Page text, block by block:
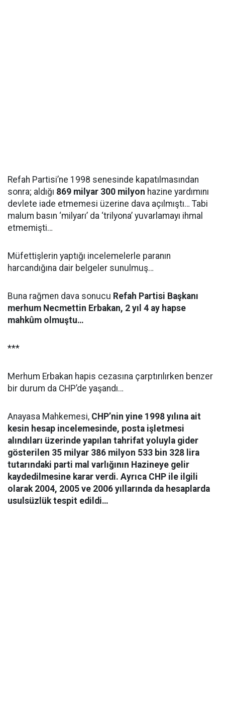
Refah Partisi’ne 1998 senesinde kapatılmasından
sonra; aldığı 869 milyar 300 milyon hazine yardımını
devlete iade etmemesi üzerine dava açılmıştı… Tabi
malum basın ‘milyarı’ da ‘trilyona’ yuvarlamayı ihmal
etmemişti…
Müfettişlerin yaptığı incelemelerle paranın
harcandığına dair belgeler sunulmuş…
Buna rağmen dava sonucu Refah Partisi Başkanı
merhum Necmettin Erbakan, 2 yıl 4 ay hapse
mahkûm olmuştu…
***
Merhum Erbakan hapis cezasına çarptırılırken benzer
bir durum da CHP’de yaşandı…
Anayasa Mahkemesi, CHP’nin yine 1998 yılına ait
kesin hesap incelemesinde, posta işletmesi
alındıları üzerinde yapılan tahrifat yoluyla gider
gösterilen 35 milyar 386 milyon 533 bin 328 lira
tutarındaki parti mal varlığının Hazineye gelir
kaydedilmesine karar verdi. Ayrıca CHP ile ilgili
olarak 2004, 2005 ve 2006 yıllarında da hesaplarda
usulsüzlük tespit edildi…